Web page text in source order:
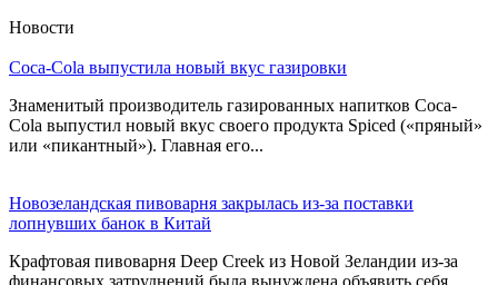
Новости
Coca-Cola выпустила новый вкус газировки
Знаменитый производитель газированных напитков Coca-
Cola выпустил новый вкус своего продукта Spiced («пряный»
или «пикантный»). Главная его...
Новозеландская пивоварня закрылась из-за поставки
лопнувших банок в Китай
Крафтовая пивоварня Deep Creek из Новой Зеландии из-за
финансовых затруднений была вынуждена объявить себя